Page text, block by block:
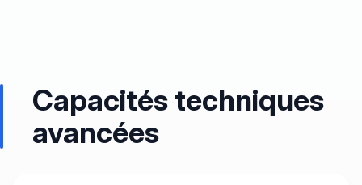
Capacités techniques
avancées